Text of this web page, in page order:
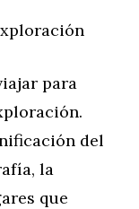
para
del
la
que